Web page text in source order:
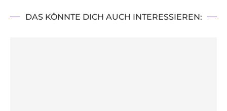
DAS KÖNNTE DICH AUCH INTERESSIEREN: